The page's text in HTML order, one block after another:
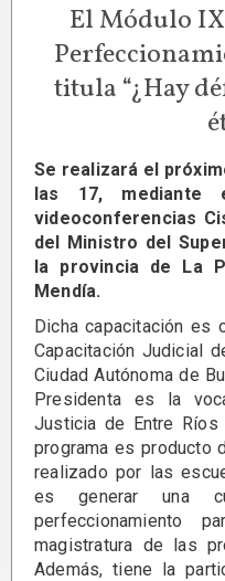
El Módulo
titula “¿Hay
Se realizará el
las 17,
videoconferencias
del Ministro del
la provincia de La
Mendía.
Dicha capacitación es
Capacitación Judicial
Ciudad Autónoma de
Presidenta es la
Justicia de Entre Ríos
programa es producto
realizado por las
es generar una
perfeccionamiento
magistratura de las
Además, tiene la